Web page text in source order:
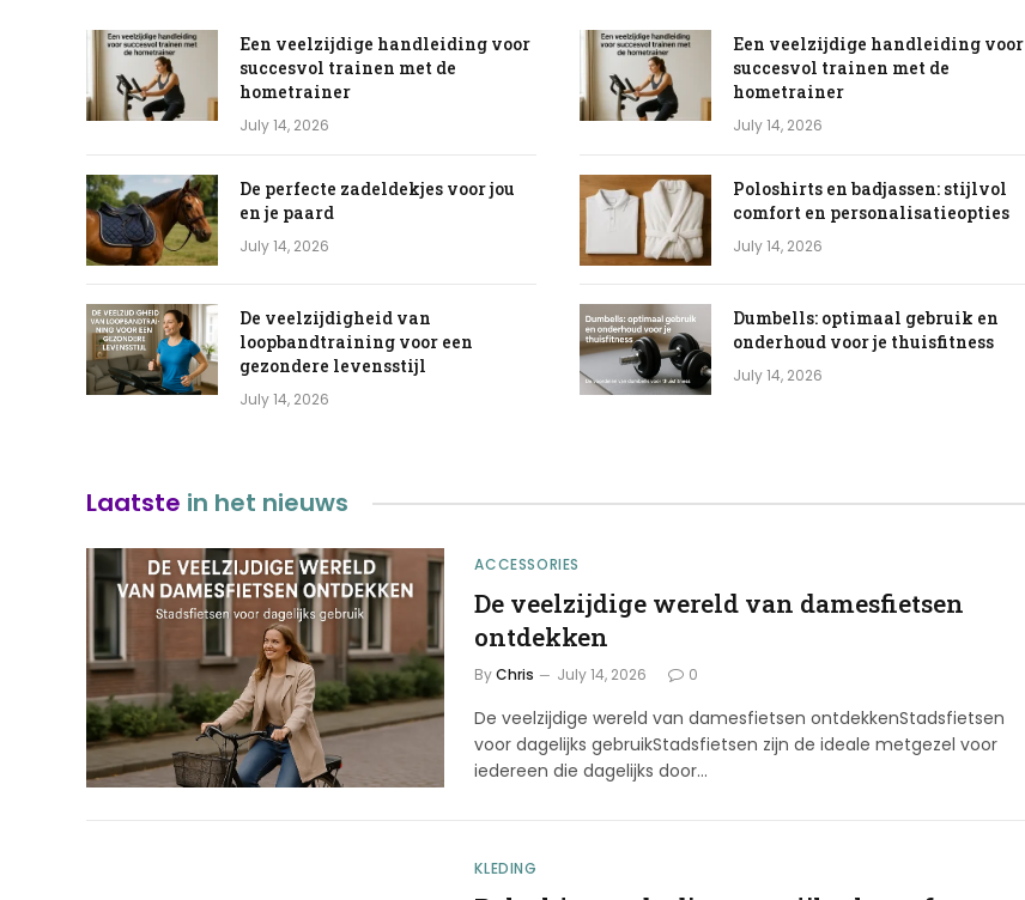
Een veelzijdige handleiding voor
succesvol trainen met de
hometrainer
July 14, 2026
De perfecte zadeldekjes voor jou
en je paard
July 14, 2026
De veelzijdigheid van
loopbandtraining voor een
gezondere levensstijl
July 14, 2026
Een veelzijdige handleiding voor
succesvol trainen met de
hometrainer
July 14, 2026
Poloshirts en badjassen: stijlvol
comfort en personalisatieopties
July 14, 2026
Dumbells: optimaal gebruik en
onderhoud voor je thuisfitness
July 14, 2026
Laatste in het nieuws
ACCESSORIES
De veelzijdige wereld van damesfietsen
ontdekken
By Chris July 14, 2026 0
De veelzijdige wereld van damesfietsen ontdekkenStadsfietsen
voor dagelijks gebruikStadsfietsen zijn de ideale metgezel voor
iedereen die dagelijks door…
KLEDING